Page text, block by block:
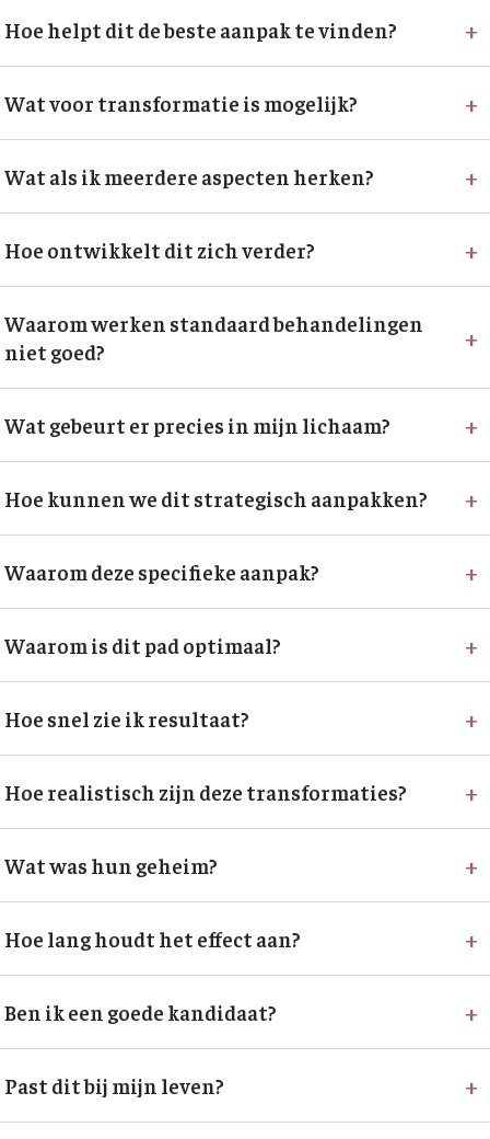
Hoe helpt dit de beste aanpak te vinden? +
Wat voor transformatie is mogelijk? +
Wat als ik meerdere aspecten herken? +
Hoe ontwikkelt dit zich verder? +
Waarom werken standaard behandelingen
niet goed?
+
Wat gebeurt er precies in mijn lichaam? +
Hoe kunnen we dit strategisch aanpakken? +
Waarom deze specifieke aanpak? +
Waarom is dit pad optimaal? +
Hoe snel zie ik resultaat? +
Hoe realistisch zijn deze transformaties? +
Wat was hun geheim? +
Hoe lang houdt het effect aan? +
Ben ik een goede kandidaat? +
Past dit bij mijn leven? +